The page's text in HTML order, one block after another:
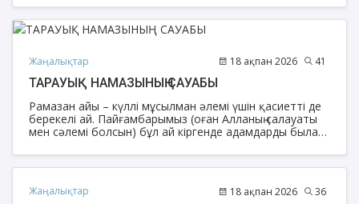
сайтында жарияланды.
Жаңалықтар 18 ақпан 2026 41
ТАРАУЫҚ НАМАЗЫНЫҢ САУАБЫ
Рамазан айы – күллі мұсылман әлемі үшін қасиетті де
берекелі ай. Пайғамбарымыз (оған Алланың салауаты
мен сәлемі болсын) бұл ай кіргенде адамдарды былай
келді, бұл берекеге толы ай. Алла осы айда оразасын
парыз етті. Бұл айда жәннат есіктері айқара ашылып,
Жаңалықтар 18 ақпан 2026 36